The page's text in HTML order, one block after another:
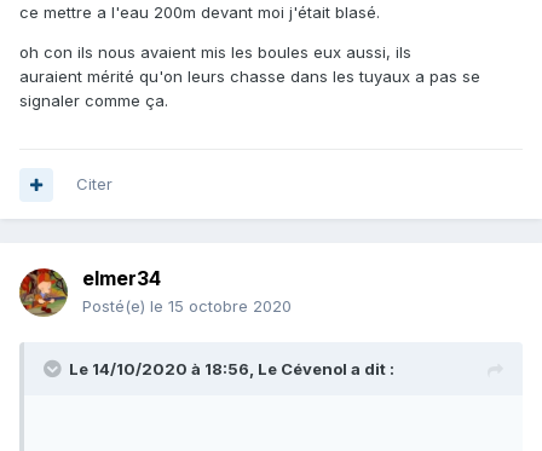
ce mettre a l'eau 200m devant moi j'était blasé.
oh con ils nous avaient mis les boules eux aussi, ils
auraient mérité qu'on leurs chasse dans les tuyaux a pas se
signaler comme ça.
Citer
elmer34
Posté(e) le 15 octobre 2020
Le 14/10/2020 à 18:56, Le Cévenol a dit :